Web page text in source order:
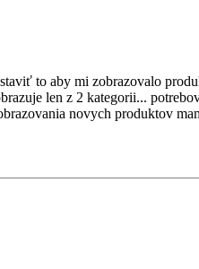
to aby mi zobrazovalo
len z 2 kategorii...
novych produktov